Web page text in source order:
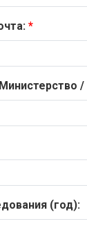
(год):